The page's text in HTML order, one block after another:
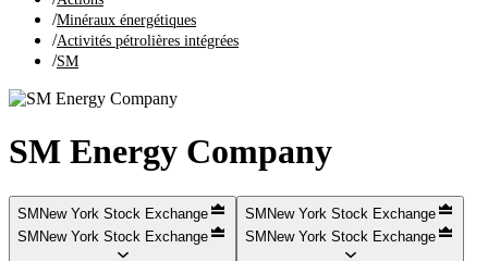
/Minéraux énergétiques
/Activités pétrolières intégrées
/SM
SM Energy Company
SM New York Stock Exchange
SM New York Stock Exchange
SM New York Stock Exchange
SM New York Stock Exchange